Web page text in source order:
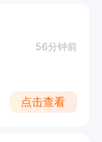
56分钟前
点击查看